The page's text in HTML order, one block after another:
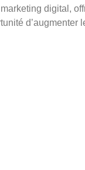
digital,
d’augmenter